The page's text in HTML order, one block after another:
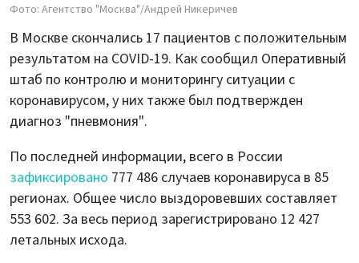
Фото: Агентство "Москва"/Андрей Никеричев
В Москве скончались 17 пациентов с положительным
результатом на COVID-19. Как сообщил Оперативный
штаб по контролю и мониторингу ситуации с
коронавирусом, у них также был подтвержден
диагноз "пневмония".
По последней информации, всего в России
зафиксировано 777 486 случаев коронавируса в 85
регионах. Общее число выздоровевших составляет
553 602. За весь период зарегистрировано 12 427
летальных исхода.